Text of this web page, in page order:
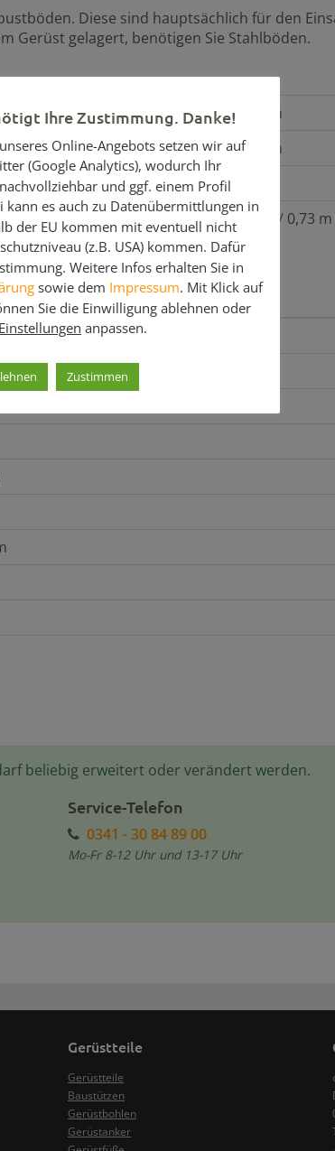
Diese sind hauptsächlich für den
Gerüst gelagert, benötigen Sie Stahlböden.
36,84 m
10,20 m
8,20 m
3,07 m / 0,73 m
beliebig erweitert oder verändert werden.
Service-Telefon
0341 - 30 84 89 00
Mo-Fr 8-12 Uhr und 13-17 Uhr
Gerüstteile
Gerüstteile
Baustützen
Gerüstbohlen
Gerüstanker
Ihre Zustimmung. Danke!
Online-Angebots setzen wir auf
(Google Analytics), wodurch Ihr
und ggf. einem Profil
es auch zu Datenübermittlungen in
der EU kommen mit eventuell nicht
(z.B. USA) kommen. Dafür
Weitere Infos erhalten Sie in
sowie dem Impressum. Mit Klick auf
Sie die Einwilligung ablehnen oder
Einstellungen anpassen.
Zustimmen